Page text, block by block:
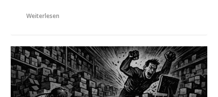
Weiterlesen